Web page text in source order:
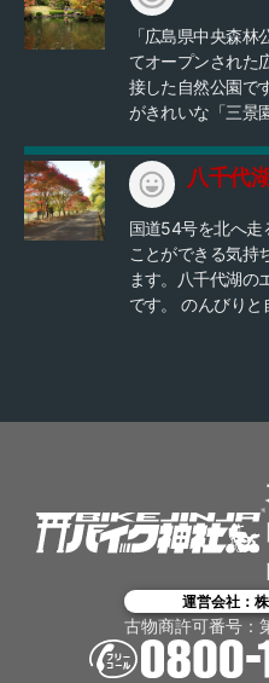
「広島県中央森
てオープンされた
接した自然公園です。 広い園内には季節の花
がきれいな「三景
ューetc.があります。 特に回遊式庭園の「三
は随所に見所があ
公園で、春の「梅
花園」秋の「紅葉
策には最高のロー
れる度に違った風
た、この公園のす
ジン音はバイクと
ら2.9キロの「フ
の外周を一周する
バーベキュー広場
にはちょうどよい
が多くなりそうで
八千代湖
国道54号を北へ走
ことができる気持
ます。八千代湖の
です。 のんびりと
運営会社：
古物商許可番号